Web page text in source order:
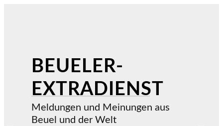
BEUELER-
EXTRADIENST
Meldungen und Meinungen aus
Beuel und der Welt